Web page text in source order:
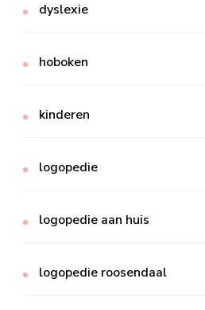
dyslexie
hoboken
kinderen
logopedie
logopedie aan huis
logopedie roosendaal